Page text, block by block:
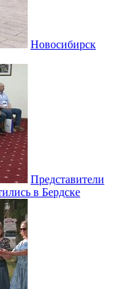
Новосибирск
Представители
в Бердске